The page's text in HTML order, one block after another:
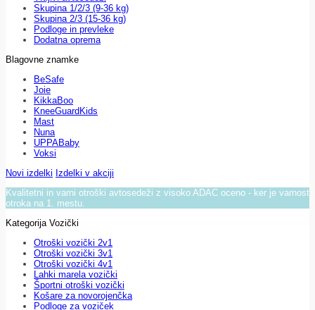
Skupina 1/2/3 (9-36 kg)
Skupina 2/3 (15-36 kg)
Podloge in prevleke
Dodatna oprema
Blagovne znamke
BeSafe
Joie
KikkaBoo
KneeGuardKids
Mast
Nuna
UPPABaby
Voksi
Novi izdelki Izdelki v akciji
Kvalitetni in varni otroški avtosedeži z visoko ADAC oceno - ker je varnost
otroka na 1. mestu.
Kategorija Vozički
Otroški vozički 2v1
Otroški vozički 3v1
Otroški vozički 4v1
Lahki marela vozički
Športni otroški vozički
Košare za novorojenčka
Podloge za voziček